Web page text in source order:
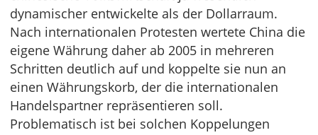
dynamischer entwickelte als der Dollarraum.
Nach internationalen Protesten wertete China die
eigene Währung daher ab 2005 in mehreren
Schritten deutlich auf und koppelte sie nun an
einen Währungskorb, der die internationalen
Handelspartner repräsentieren soll.
Problematisch ist bei solchen Koppelungen